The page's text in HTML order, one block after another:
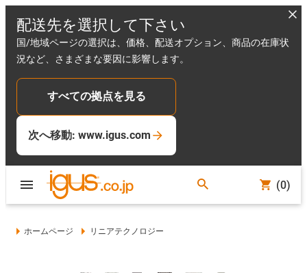
配送先を選択して下さい
国/地域ページの選択は、価格、配送オプション、商品の在庫状
況など、さまざまな要因に影響します。
すべての拠点を見る
次へ移動: www.igus.com
(0)
ホームページ リニアテクノロジー